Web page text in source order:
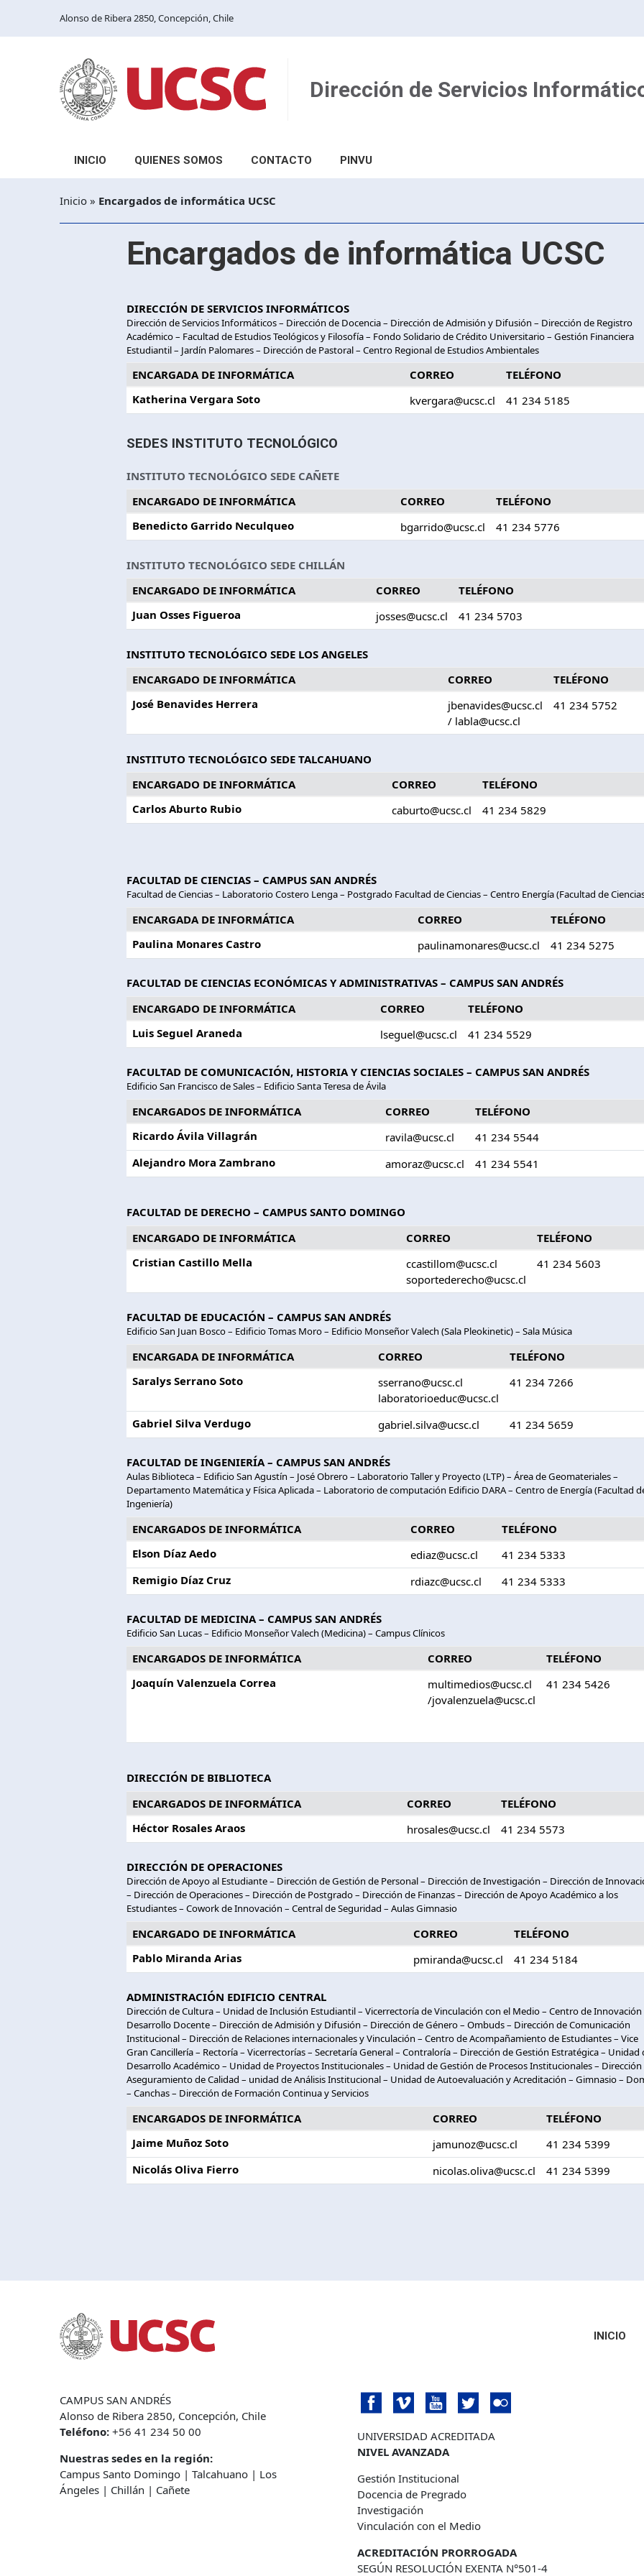
Alonso de Ribera 2850, Concepción, Chile
Dirección de Servicios
INICIO QUIENES SOMOS
Decretos y normativas
CONTACTO PINVU
Inicio » Encargados de informática UCSC
Encargados de informática UCSC
DIRECCIÓN DE SERVICIOS INFORMÁTICOS
Dirección de Servicios Informáticos – Dirección de Docencia – Dirección de Admisión y Difusión – Dirección de Registro
Académico – Facultad de Estudios Teológicos y Filosofía – Fondo Solidario de Crédito Universitario – Gestión Financiera
Estudiantil – Jardín Palomares – Dirección de Pastoral – Centro Regional de Estudios Ambientales
ENCARGADA DE INFORMÁTICA CORREO
TELÉFONO
Katherina Vergara Soto
kvergara@ucsc.cl 41 234 5185
SEDES INSTITUTO TECNOLÓGICO
INSTITUTO TECNOLÓGICO SEDE CAÑETE
ENCARGADO DE INFORMÁTICA
CORREO
TELÉFONO
Benedicto Garrido Neculqueo
bgarrido@ucsc.cl 41 234 5776
INSTITUTO TECNOLÓGICO SEDE CHILLÁN
ENCARGADO DE INFORMÁTICA
CORREO
TELÉFONO
Juan Osses Figueroa
josses@ucsc.cl 41 234 5703
INSTITUTO TECNOLÓGICO SEDE LOS ANGELES
ENCARGADO DE INFORMÁTICA
CORREO
TELÉFONO
José Benavides Herrera
jbenavides@ucsc.cl
/ labla@ucsc.cl
41 234 5752
INSTITUTO TECNOLÓGICO SEDE TALCAHUANO
ENCARGADO DE INFORMÁTICA
CORREO
TELÉFONO
Carlos Aburto Rubio
caburto@ucsc.cl 41 234 5829
FACULTAD DE CIENCIAS – CAMPUS SAN ANDRÉS
Facultad de Ciencias – Laboratorio Costero Lenga – Postgrado Facultad de Ciencias – Centro Energía (Facultad de
ENCARGADA DE INFORMÁTICA CORREO
TELÉFONO
Paulina Monares Castro
paulinamonares@ucsc.cl 41 234 5275
FACULTAD DE CIENCIAS ECONÓMICAS Y ADMINISTRATIVAS – CAMPUS SAN ANDRÉS
ENCARGADO DE INFORMÁTICA
CORREO
TELÉFONO
Luis Seguel Araneda
lseguel@ucsc.cl 41 234 5529
FACULTAD DE COMUNICACIÓN, HISTORIA Y CIENCIAS SOCIALES – CAMPUS SAN ANDRÉS
Edificio San Francisco de Sales – Edificio Santa Teresa de Ávila
ENCARGADOS DE INFORMÁTICA CORREO
TELÉFONO
Ricardo Ávila Villagrán
ravila@ucsc.cl
41 234 5544
Alejandro Mora Zambrano
amoraz@ucsc.cl 41 234 5541
FACULTAD DE DERECHO – CAMPUS SANTO DOMINGO
ENCARGADO DE INFORMÁTICA
CORREO
TELÉFONO
Cristian Castillo Mella
ccastillom@ucsc.cl
soportederecho@ucsc.cl
41 234 5603
FACULTAD DE EDUCACIÓN – CAMPUS SAN ANDRÉS
Edificio San Juan Bosco – Edificio Tomas Moro – Edificio Monseñor Valech (Sala Pleokinetic) – Sala Música
ENCARGADA DE INFORMÁTICA CORREO
TELÉFONO
Saralys Serrano Soto
sserrano@ucsc.cl
laboratorioeduc@ucsc.cl
41 234 7266
Gabriel Silva Verdugo gabriel.silva@ucsc.cl 41 234 5659
FACULTAD DE INGENIERÍA – CAMPUS SAN ANDRÉS
Aulas Biblioteca – Edificio San Agustín – José Obrero – Laboratorio Taller y Proyecto (LTP) – Área de Geomateriales –
Departamento Matemática y Física Aplicada – Laboratorio de computación Edificio DARA – Centro de Energía (Facultad
Ingeniería)
ENCARGADOS DE INFORMÁTICA CORREO
TELÉFONO
Elson Díaz Aedo
ediaz@ucsc.cl
41 234 5333
Remigio Díaz Cruz
rdiazc@ucsc.cl 41 234 5333
FACULTAD DE MEDICINA – CAMPUS SAN ANDRÉS
Edificio San Lucas – Edificio Monseñor Valech (Medicina) – Campus Clínicos
ENCARGADOS DE INFORMÁTICA CORREO
TELÉFONO
Joaquín Valenzuela Correa
multimedios@ucsc.cl
/jovalenzuela@ucsc.cl
41 234 5426
DIRECCIÓN DE BIBLIOTECA
ENCARGADOS DE INFORMÁTICA
CORREO
TELÉFONO
Héctor Rosales Araos
hrosales@ucsc.cl 41 234 5573
DIRECCIÓN DE OPERACIONES
Dirección de Apoyo al Estudiante – Dirección de Gestión de Personal – Dirección de Investigación – Dirección de
– Dirección de Operaciones – Dirección de Postgrado – Dirección de Finanzas – Dirección de Apoyo Académico a los
Estudiantes – Cowork de Innovación – Central de Seguridad – Aulas Gimnasio
ENCARGADO DE INFORMÁTICA CORREO
TELÉFONO
Pablo Miranda Arias
pmiranda@ucsc.cl 41 234 5184
ADMINISTRACIÓN EDIFICIO CENTRAL
Dirección de Cultura – Unidad de Inclusión Estudiantil – Vicerrectoría de Vinculación con el Medio – Centro de Innovación
Desarrollo Docente – Dirección de Admisión y Difusión – Dirección de Género – Ombuds – Dirección de Comunicación
Institucional – Dirección de Relaciones internacionales y Vinculación – Centro de Acompañamiento de Estudiantes – Vice
Gran Cancillería – Rectoría – Vicerrectorías – Secretaría General – Contraloría – Dirección de Gestión Estratégica – Unidad
Desarrollo Académico – Unidad de Proyectos Institucionales – Unidad de Gestión de Procesos Institucionales – Dirección
Aseguramiento de Calidad – unidad de Análisis Institucional – Unidad de Autoevaluación y Acreditación – Gimnasio –
– Canchas – Dirección de Formación Continua y Servicios
ENCARGADOS DE INFORMÁTICA CORREO
TELÉFONO
Jaime Muñoz Soto
jamunoz@ucsc.cl
41 234 5399
Nicolás Oliva Fierro
nicolas.oliva@ucsc.cl 41 234 5399
INICIO
CAMPUS SAN ANDRÉS
Alonso de Ribera 2850, Concepción, Chile
Teléfono: +56 41 234 50 00
Nuestras sedes en la región:
Campus Santo Domingo |Talcahuano | Los
Ángeles | Chillán | Cañete
UNIVERSIDAD ACREDITADA
NIVEL AVANZADA
Gestión Institucional
Docencia de Pregrado
Investigación
Vinculación con el Medio
ACREDITACIÓN PRORROGADA
SEGÚN RESOLUCIÓN EXENTA N°501-4